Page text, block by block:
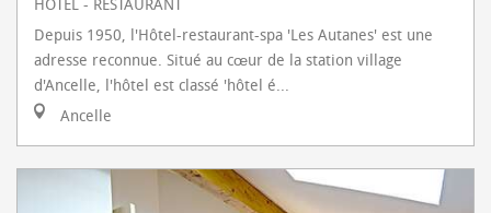
HÔTEL - RESTAURANT
Depuis 1950, l'Hôtel-restaurant-spa 'Les Autanes' est une
adresse reconnue. Situé au cœur de la station village
d'Ancelle, l'hôtel est classé 'hôtel é...
Ancelle